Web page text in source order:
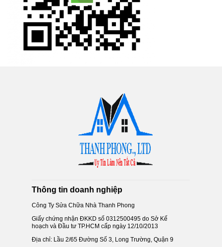
Thông tin doanh nghiệp
Công Ty Sửa Chữa Nhà Thanh Phong
Giấy chứng nhận ĐKKD số 0312500495 do Sở Kế
hoạch và Đầu tư TP.HCM cấp ngày 12/10/2013
Địa chỉ: Lầu 2/65 Đường Số 3, Long Trường, Quận 9